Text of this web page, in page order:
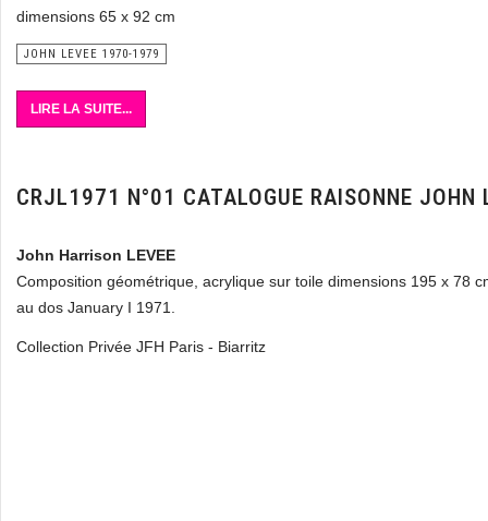
dimensions 65 x 92 cm
JOHN LEVEE 1970-1979
LIRE LA SUITE...
CRJL1971 N°01 CATALOGUE RAISONNE JOHN
John Harrison LEVEE
Composition géométrique, acrylique sur toile dimensions 195 x 78
au dos January I 1971.
Collection Privée JFH Paris - Biarritz